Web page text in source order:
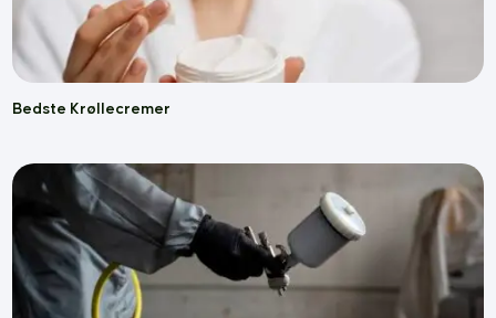
Bedste Krøllecremer